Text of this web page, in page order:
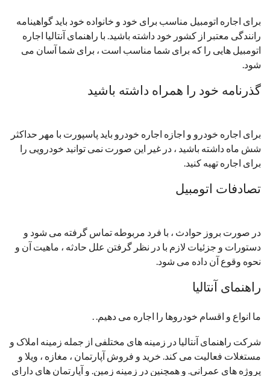
برای اجاره اتومبیل مناسب برای خود و خانواده خود باید گواهینامه
رانندگی معتبر از کشور خود داشته باشید. با راهنمای آنتالیا اجاره
اتومبیل هایی را که برای شما مناسب است ، برای شما آسان می
شود.
گذرنامه خود را همراه داشته باشید
برای اجاره خودرو و اجازه اجاره خودرو باید پاسپورت با مهر حداکثر
شش ماه داشته باشید ، در غیر این صورت نمی توانید خودرویی را
برای اجاره تهیه کنید.
تصادفات اتومبیل
در صورت بروز حوادث ، با فرد مربوطه تماس گرفته می شود و
دستورات و جزئیات لازم با در نظر گرفتن علل حادثه ، ماهیت آن و
نحوه وقوع آن داده می شود.
راهنمای آنتالیا
ما انواع و اقسام خودروها را اجاره می دهیم. .
شرکت راهنمای آنتالیا در زمینه های مختلفی از جمله زمینه املاک و
مستغلات فعالیت می کند. خرید و فروش آپارتمان ، مغازه ، ویلا و
پروژه های عمرانی. و همچنین در زمینه زمین. و آپارتمان های دارای